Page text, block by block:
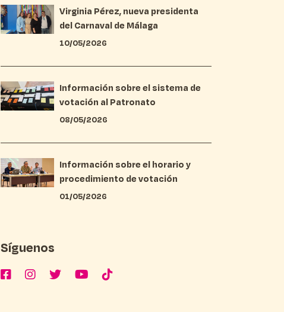
Virginia Pérez, nueva presidenta
del Carnaval de Málaga
10/05/2026
Información sobre el sistema de
votación al Patronato
08/05/2026
Información sobre el horario y
procedimiento de votación
01/05/2026
Síguenos